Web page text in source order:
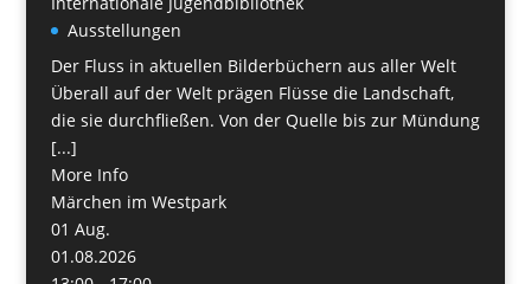
Ausstellungen
Der Fluss in aktuellen Bilderbüchern aus aller Welt
Überall auf der Welt prägen Flüsse die Landschaft,
die sie durchfließen. Von der Quelle bis zur Mündung
[...]
More Info
Märchen im Westpark
01 Aug.
01.08.2026